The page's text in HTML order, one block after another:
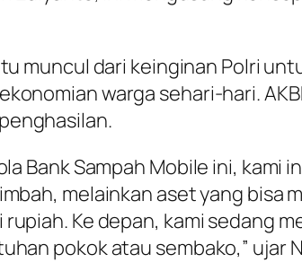
muncul dari keinginan Polri
warga sehari-hari.
Bank Sampah Mobile ini,
melainkan aset yang bisa
Ke depan, kami sedang
pokok atau sembako,” ujar